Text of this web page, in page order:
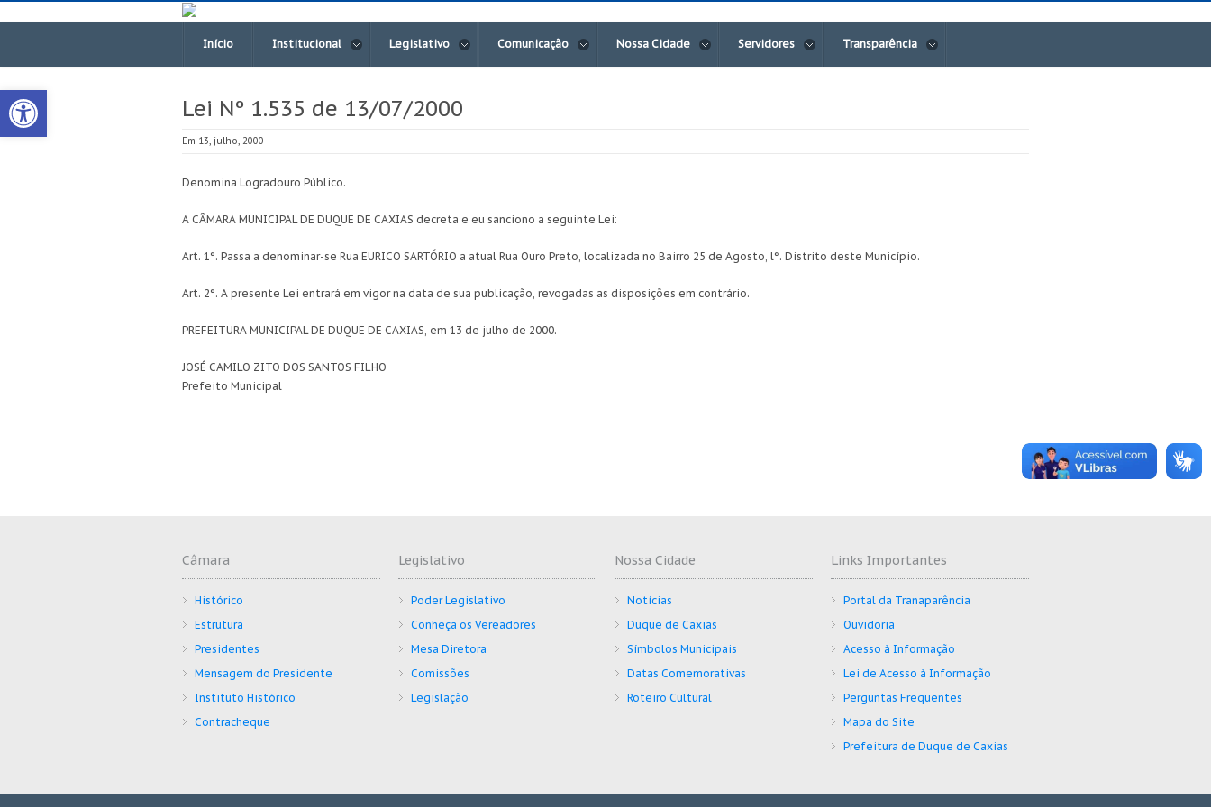
Open toolbar
Início Institucional Legislativo Comunicação Nossa Cidade Servidores Transparência
Lei Nº 1.535 de 13/07/2000
Em 13, julho, 2000
Denomina Logradouro Público.
A CÂMARA MUNICIPAL DE DUQUE DE CAXIAS decreta e eu sanciono a seguinte Lei:
Art. 1°. Passa a denominar-se Rua EURICO SARTÓRIO a atual Rua Ouro Preto, localizada no Bairro 25 de Agosto, l°. Distrito deste Município.
Art. 2°. A presente Lei entrará em vigor na data de sua publicação, revogadas as disposições em contrário.
PREFEITURA MUNICIPAL DE DUQUE DE CAXIAS, em 13 de julho de 2000.
JOSÉ CAMILO ZITO DOS SANTOS FILHO
Prefeito Municipal
Câmara
Histórico
Estrutura
Presidentes
Mensagem do Presidente
Instituto Histórico
Contracheque
Legislativo
Poder Legislativo
Conheça os Vereadores
Mesa Diretora
Comissões
Legislação
Nossa Cidade
Notícias
Duque de Caxias
Símbolos Municipais
Datas Comemorativas
Roteiro Cultural
Links Importantes
Portal da Tranaparência
Ouvidoria
Acesso à Informação
Lei de Acesso à Informação
Perguntas Frequentes
Mapa do Site
Prefeitura de Duque de Caxias